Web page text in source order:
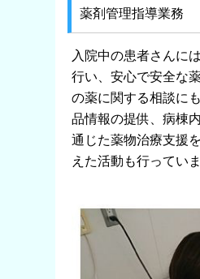
薬剤管理指導業務
入院中の患者さんに
行い、安心で安全な
の薬に関する相談に
品情報の提供、病棟
通じた薬物治療支援
えた活動も行ってい